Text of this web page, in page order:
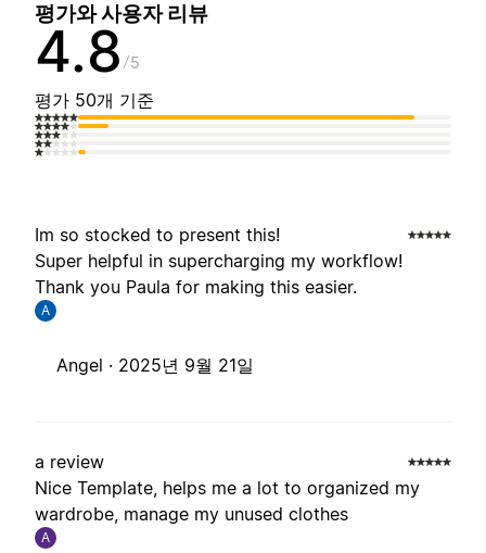
평가와 사용자 리뷰
4.8 5
평가 50개 기준
Im so stocked to present this!
Super helpful in supercharging my workflow!
Thank you Paula for making this easier.
A
Angel · 2025년 9월 21일
a review
Nice Template, helps me a lot to organized my
wardrobe, manage my unused clothes
A